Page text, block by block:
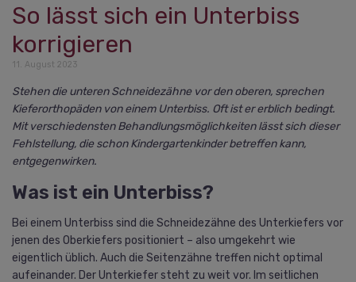
So lässt sich ein Unterbiss
korrigieren
11. August 2023
Stehen die unteren Schneidezähne vor den oberen, sprechen
Kieferorthopäden von einem Unterbiss. Oft ist er erblich bedingt.
Mit verschiedensten Behandlungsmöglichkeiten lässt sich dieser
Fehlstellung, die schon Kindergartenkinder betreffen kann,
entgegenwirken.
Was ist ein Unterbiss?
Bei einem Unterbiss sind die Schneidezähne des Unterkiefers vor
jenen des Oberkiefers positioniert – also umgekehrt wie
eigentlich üblich. Auch die Seitenzähne treffen nicht optimal
aufeinander. Der Unterkiefer steht zu weit vor. Im seitlichen